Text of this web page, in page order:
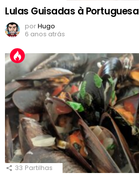
Lulas Guisadas à Portuguesa
porHugo
6 anos atrás
33 Partilhas